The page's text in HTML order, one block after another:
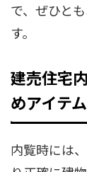
で、ぜひと
す。
建売住宅
めアイテム
内覧時には